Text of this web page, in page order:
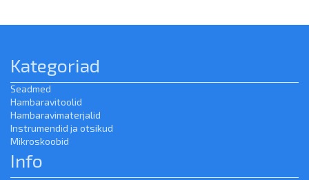
Kategoriad
Seadmed
Hambaravitoolid
Hambaravimaterjalid
Instrumendid ja otsikud
Mikroskoobid
Info